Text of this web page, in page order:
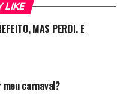
LIKE
MAS PERDI. E
carnaval?